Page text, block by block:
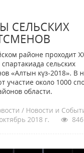
СЕЛЬСКИХ
районе проходит
сельских
«Алтын күз-2018». В
участие около 1000
области.
/ Новости и
октябрь 2018 г.
846